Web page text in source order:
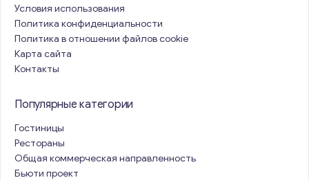
Условия использования
Политика конфиденциальности
Политика в отношении файлов cookie
Карта сайта
Контакты
Популярные категории
Гостиницы
Рестораны
Общая коммерческая направленность
Бьюти проект